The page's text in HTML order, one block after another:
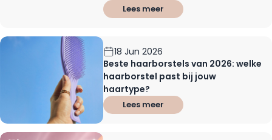
Lees meer
18 Jun 2026
Beste haarborstels van 2026: welke
haarborstel past bij jouw
haartype?
Lees meer